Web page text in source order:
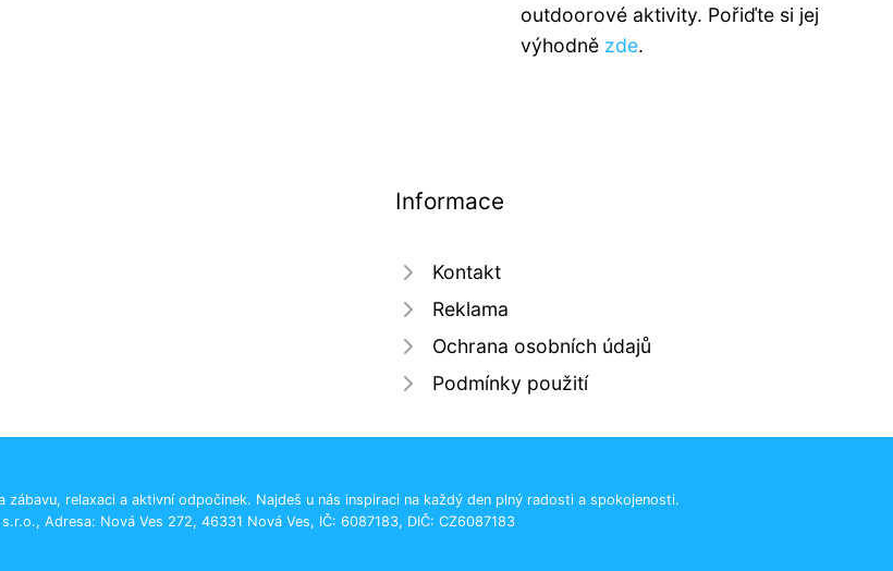
outdoorové aktivity. Pořiďte si jej
výhodně zde.
Informace
Kontakt
Reklama
Ochrana osobních údajů
Podmínky použití
relaxaci a aktivní odpočinek. Najdeš u nás inspiraci na každý den plný radosti a spokojenosti.
Adresa: Nová Ves 272, 46331 Nová Ves, IČ: 6087183, DIČ: CZ6087183